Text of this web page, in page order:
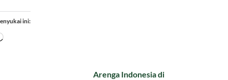
ini:
Memuat...
Arenga Indonesia di